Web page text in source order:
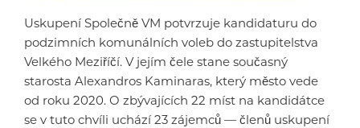
Uskupení Společně VM potvrzuje kandidaturu do
podzimních komunálních voleb do zastupitelstva
Velkého Meziříčí. V jejím čele stane současný
starosta Alexandros Kaminaras, který město vede
od roku 2020. O zbývajících 22 míst na kandidátce
se v tuto chvíli uchází 23 zájemců — členů uskupení